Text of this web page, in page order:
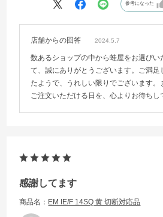
参考になった
店舗からの回答 2024.5.7
数あるショップの中から蛙屋をお選びい
て、誠にありがとうございます。ご満足
たようで、うれしい限りでございます。
ご注文いただける日を、心よりお待ちし
感謝してます
商品名： EM IE/F 14SQ 黄 切断対応品